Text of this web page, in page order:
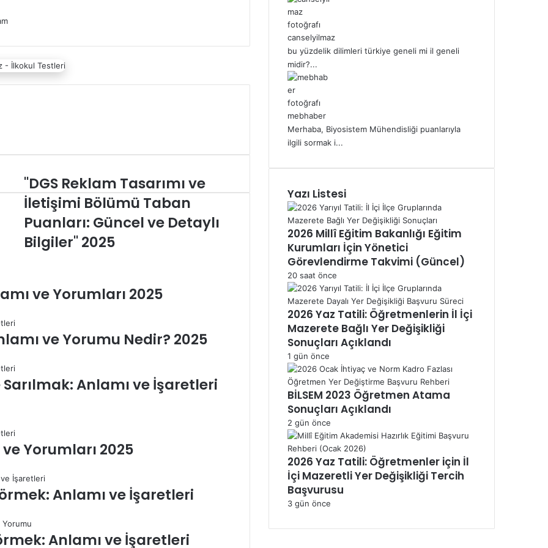
"
D
S
e
m
a
m
l
t
ş
m
i
"DGS Reklam Tasarımı ve
İletişimi Bölümü Taban
Puanları: Güncel ve Detaylı
Bilgiler" 2025
ve Yorumları 2025
ve Yorumu Nedir? 2025
Anlamı ve İşaretleri
Yorumları 2025
Anlamı ve İşaretleri
Anlamı ve İşaretleri
canselyilmaz
bu yüzdelik dilimleri türkiye geneli mi il geneli
midir?...
mebhaber
Merhaba, Biyosistem Mühendisliği puanlarıyla
ilgili sormak i...
Yazı Listesi
2026 Millî Eğitim Bakanlığı Eğitim
Kurumları İçin Yönetici
Görevlendirme Takvimi (Güncel)
20 saat önce
2026 Yaz Tatili: Öğretmenlerin İl İçi
Mazerete Bağlı Yer Değişikliği
Sonuçları Açıklandı
1 gün önce
BİLSEM 2023 Öğretmen Atama
Sonuçları Açıklandı
2 gün önce
2026 Yaz Tatili: Öğretmenler için İl
İçi Mazeretli Yer Değişikliği Tercih
Başvurusu
3 gün önce